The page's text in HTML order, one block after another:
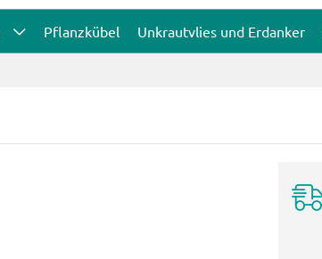
Pflanzkübel Unkrautvlies und Erdanker